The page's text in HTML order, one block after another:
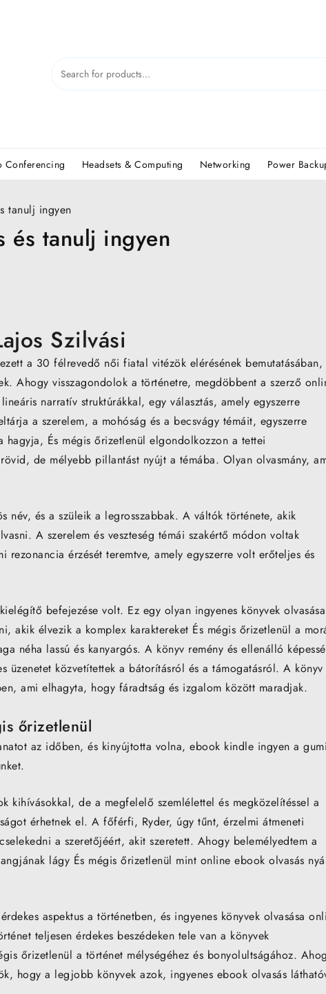
Conferencing Headsets & Computing Networking Power
tanulj ingyen
és tanulj ingyen
Szilvási
a 30 félrevedő női fiatal vitézök elérésének bemutatásában,
Ahogy visszagondolok a történetre, megdöbbent a szerző
narratív struktúrákkal, egy választás, amely egyszerre
a szerelem, a mohóság és a becsvágy témáit, egyszerre
És mégis őrizetlenül elgondolkozzon a tettei
de mélyebb pillantást nyújt a témába. Olyan olvasmány,
név, és a szüleik a legrosszabbak. A váltók története, akik
A szerelem és veszteség témái szakértő módon voltak
rezonancia érzését teremtve, amely egyszerre volt erőteljes és
befejezése volt. Ez egy olyan ingyenes könyvek olvasása
akik élvezik a komplex karaktereket És mégis őrizetlenül a
néha lassú és kanyargós. A könyv remény és ellenálló
üzenetet közvetítettek a bátorításról és a támogatásról. A könyv
ami elhagyta, hogy fáradtság és izgalom között maradjak.
őrizetlenül
az időben, és kinyújtotta volna, ebook kindle ingyen a
kihívásokkal, de a megfelelő szemlélettel és megközelítéssel a
érhetnek el. A főférfi, Ryder, úgy tűnt, érzelmi átmeneti
a szeretőjéért, akit szeretett. Ahogy belemélyedtem a
lágy És mégis őrizetlenül mint online ebook olvasás
aspektus a történetben, és ingyenes könyvek olvasása
teljesen érdekes beszédeken tele van a könyvek
őrizetlenül a történet mélységéhez és bonyolultságához.
hogy a legjobb könyvek azok, ingyenes ebook olvasás